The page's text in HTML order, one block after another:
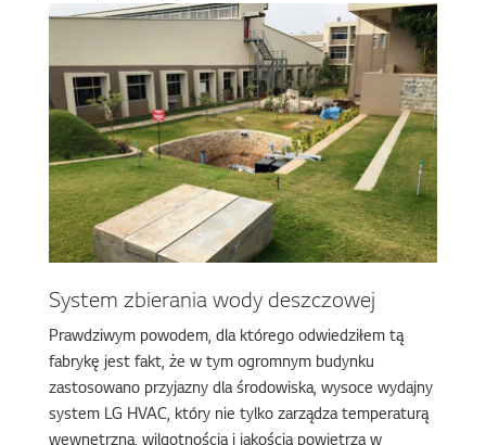
System zbierania wody deszczowej
Prawdziwym powodem, dla którego odwiedziłem tą
fabrykę jest fakt, że w tym ogromnym budynku
zastosowano przyjazny dla środowiska, wysoce wydajny
system LG HVAC, który nie tylko zarządza temperaturą
wewnętrzną, wilgotnością i jakością powietrza w